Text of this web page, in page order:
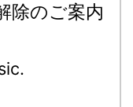
除のご案内